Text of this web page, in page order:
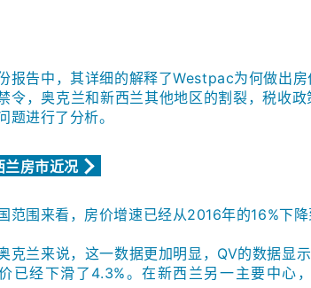
报告中，其详细的解释了Westpac为何做出
令，奥克兰和新西兰其他地区的割裂，税收
题进行了分析。
兰房市近况
范围来看，房价增速已经从2016年的16%下降
克兰来说，这一数据更加明显，QV的数据显
已经下滑了4.3%。在新西兰另一主要中心